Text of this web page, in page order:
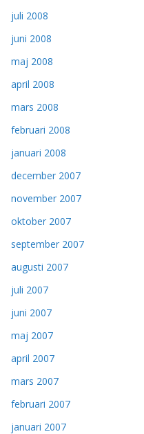
juli 2008
juni 2008
maj 2008
april 2008
mars 2008
februari 2008
januari 2008
december 2007
november 2007
oktober 2007
september 2007
augusti 2007
juli 2007
juni 2007
maj 2007
april 2007
mars 2007
februari 2007
januari 2007